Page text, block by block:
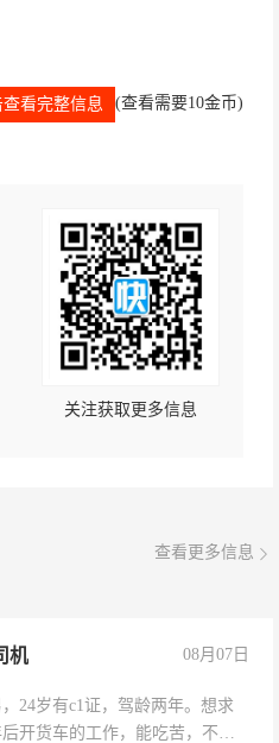
查看完整信息 (查看需要10金币)
关注获取更多信息
查看更多信息
机 08月07日
24岁有c1证，驾龄两年。想求
开货车的工作，能吃苦，不怕